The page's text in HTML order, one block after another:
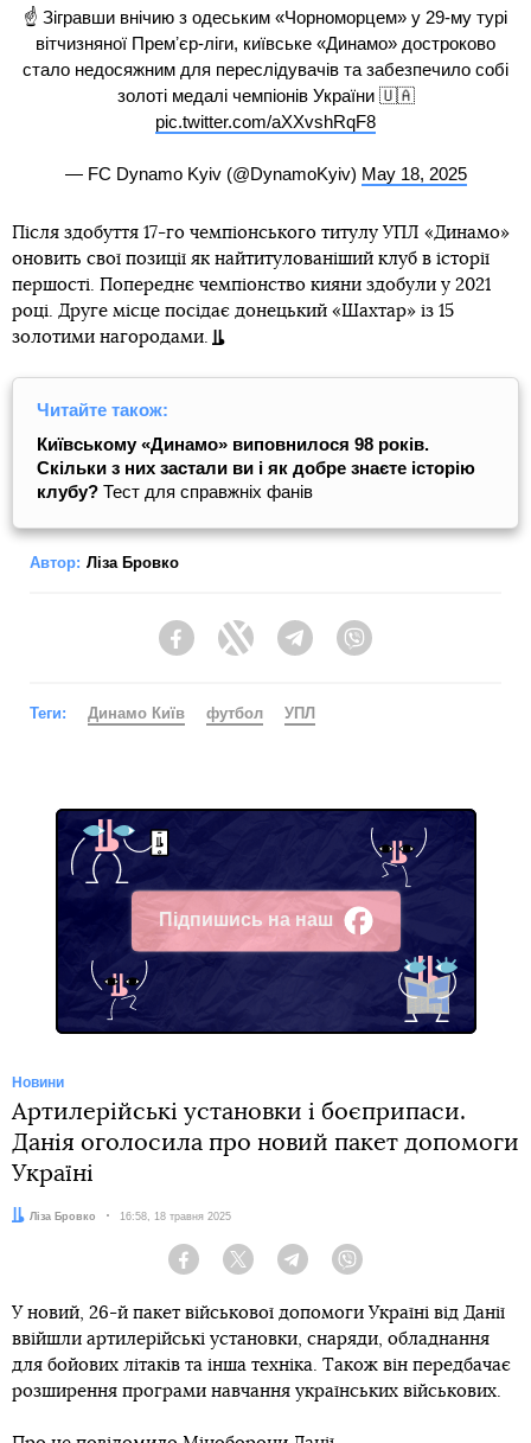
☝️ Зігравши внічию з одеським «Чорноморцем» у 29-му турі
вітчизняної Премʼєр-ліги, київське «Динамо» достроково
стало недосяжним для переслідувачів та забезпечило собі
золоті медалі чемпіонів України 🇺🇦
pic.twitter.com/aXXvshRqF8
— FC Dynamo Kyiv (@DynamoKyiv) May 18, 2025
Після здобуття 17-го чемпіонського титулу УПЛ «Динамо»
оновить свої позиції як найтитулованіший клуб в історії
першості. Попереднє чемпіонство кияни здобули у 2021
році. Друге місце посідає донецький «Шахтар» із 15
золотими нагородами.
Читайте також:
Київському «Динамо» виповнилося 98 років.
Скільки з них застали ви і як добре знаєте історію
клубу? Тест для справжніх фанів
Автор: Ліза Бровко
FacebookTwitter Telegram
Теги: Динамо Київ футбол УПЛ
Підпишись на наш
Facebook
Новини
Артилерійські установки і боєприпаси.
Данія оголосила про новий пакет допомоги
Україні
Автор:
Ліза Бровко Дата:
16:58, 18 травня 2025
Facebook Twitter Telegram
У новий, 26-й пакет військової допомоги Україні від Данії
ввійшли артилерійські установки, снаряди, обладнання
для бойових літаків та інша техніка. Також він передбачає
розширення програми навчання українських військових.